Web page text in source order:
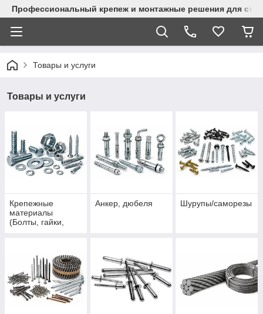
Профессиональный крепеж и монтажные решения для
Товары и услуги
Товары и услуги
Крепежные
материалы
(Болты, гайки,
Анкер, дюбеля Шурупы/саморезы